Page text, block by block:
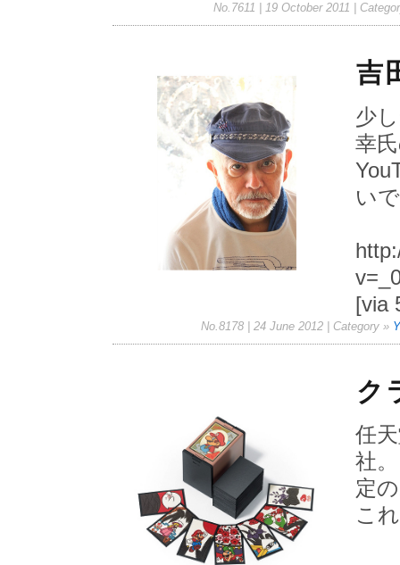
No.7611 | 19 October 2011 |
吉
少
幸
い
[via
No.8178 | 24 June 2012| Category »
ク
任
社
定
こ